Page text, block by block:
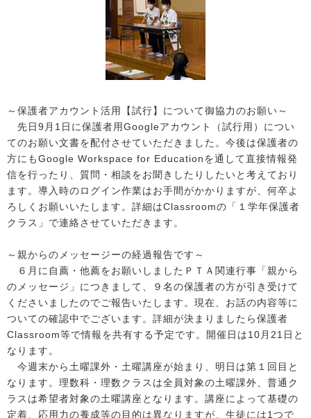
～保護者アカウント活用【試行】について御協力のお願い～
先日9月1日に保護者用Googleアカウント（試行用）につい
てのお願い文書を配付させていただきました。今後は保護者の
方にもGoogle Workspace for Educationを通して直接情報発
信を行ったり、質問・相談をお聞きしたりしたいと考えており
ます。導入時のログイン作業はお手間がかかりますが、何卒よ
ろしくお願いいたします。詳細はClassroomの「１学年保護者
クラス」で連絡させていただきます。
～親からのメッセージーの経過報告です～
６月に自薦・他薦をお願いしましたＰＴＡ関連行事「親から
のメッセージ」につきまして、９名の保護者の方が引き受けて
くださいましたのでご報告いたします。現在、お話の内容等に
ついての確認中でございます。詳細が決まりましたら保護者
Classroom等で情報を共有する予定です。開催日は10月21日と
なります。
今週末から土曜課外・土曜講座が始まり、明日は第１回目と
なります。理数科・理数クラスは全員対象の土曜課外、普通ク
ラスは希望者対象の土曜講座となります。講座によって基礎の
定着、応用力の養成等の目的は異なりますが、生徒には1つで